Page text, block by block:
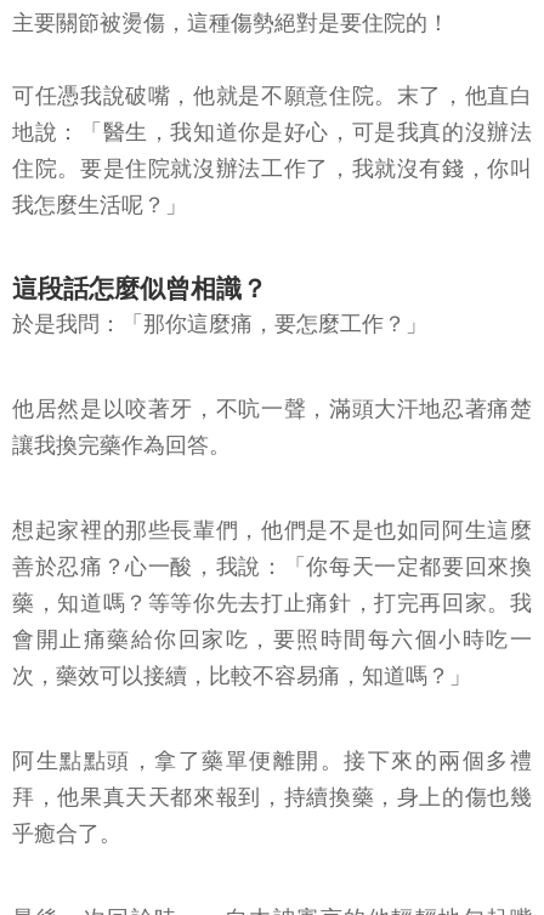
主要關節被燙傷，這種傷勢絕對是要住院的！
可任憑我說破嘴，他就是不願意住院。末了，他直白
地說：「醫生，我知道你是好心，可是我真的沒辦法
住院。要是住院就沒辦法工作了，我就沒有錢，你叫
我怎麼生活呢？」
這段話怎麼似曾相識？
於是我問：「那你這麼痛，要怎麼工作？」
他居然是以咬著牙，不吭一聲，滿頭大汗地忍著痛楚
讓我換完藥作為回答。
想起家裡的那些長輩們，他們是不是也如同阿生這麼
善於忍痛？心一酸，我說：「你每天一定都要回來換
藥，知道嗎？等等你先去打止痛針，打完再回家。我
會開止痛藥給你回家吃，要照時間每六個小時吃一
次，藥效可以接續，比較不容易痛，知道嗎？」
阿生點點頭，拿了藥單便離開。接下來的兩個多禮
拜，他果真天天都來報到，持續換藥，身上的傷也幾
乎癒合了。